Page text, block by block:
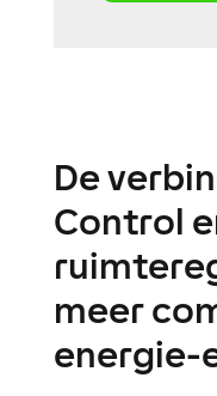
De
Control
meer